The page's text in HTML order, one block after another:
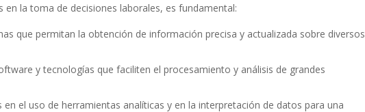
la toma de decisiones laborales, es fundamental:
que permitan la obtención de información precisa y actualizada sobre diversos
y tecnologías que faciliten el procesamiento y análisis de grandes
en el uso de herramientas analíticas y en la interpretación de datos para una